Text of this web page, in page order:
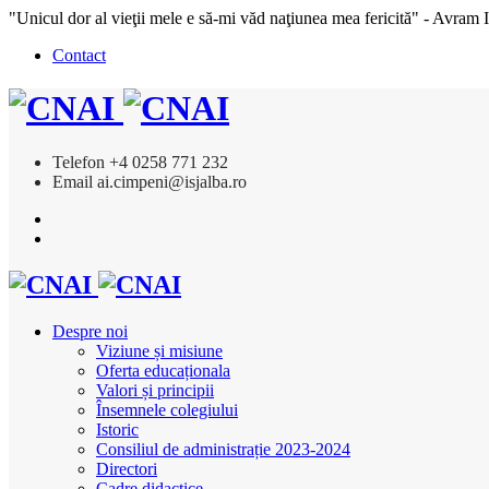
"Unicul dor al vieţii mele e să-mi văd naţiunea mea fericită" - Avram
Contact
Telefon +4 0258 771 232
Email ai.cimpeni@isjalba.ro
Despre noi
Viziune și misiune
Oferta educaționala
Valori și principii
Însemnele colegiului
Istoric
Consiliul de administrație 2023-2024
Directori